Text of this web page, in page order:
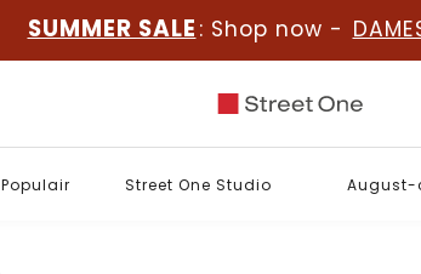
SUMMER SALE : Shop now -
Populair Street One Studio August-